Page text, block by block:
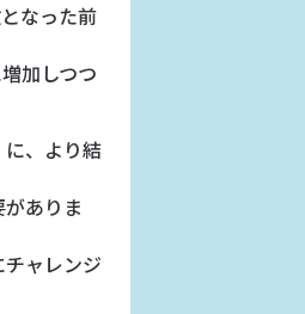
なった前
加しつつ
、より結
ありま
ャレンジ